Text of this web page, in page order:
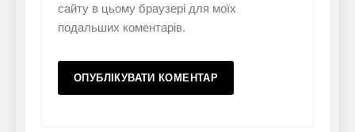
сайту в цьому браузері для моїх
подальших коментарів.